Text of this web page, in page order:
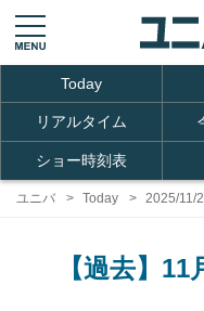
Today
リアルタイム
ショー時刻表
ユニバ Today 2025/11/
【過去】